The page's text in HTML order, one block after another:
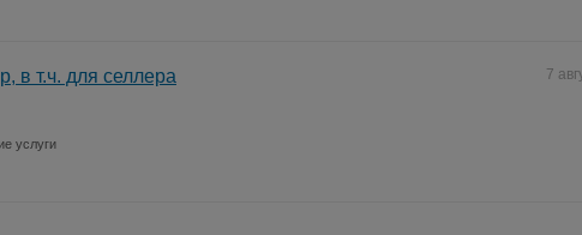
7
в т.ч. для селлера
услуги